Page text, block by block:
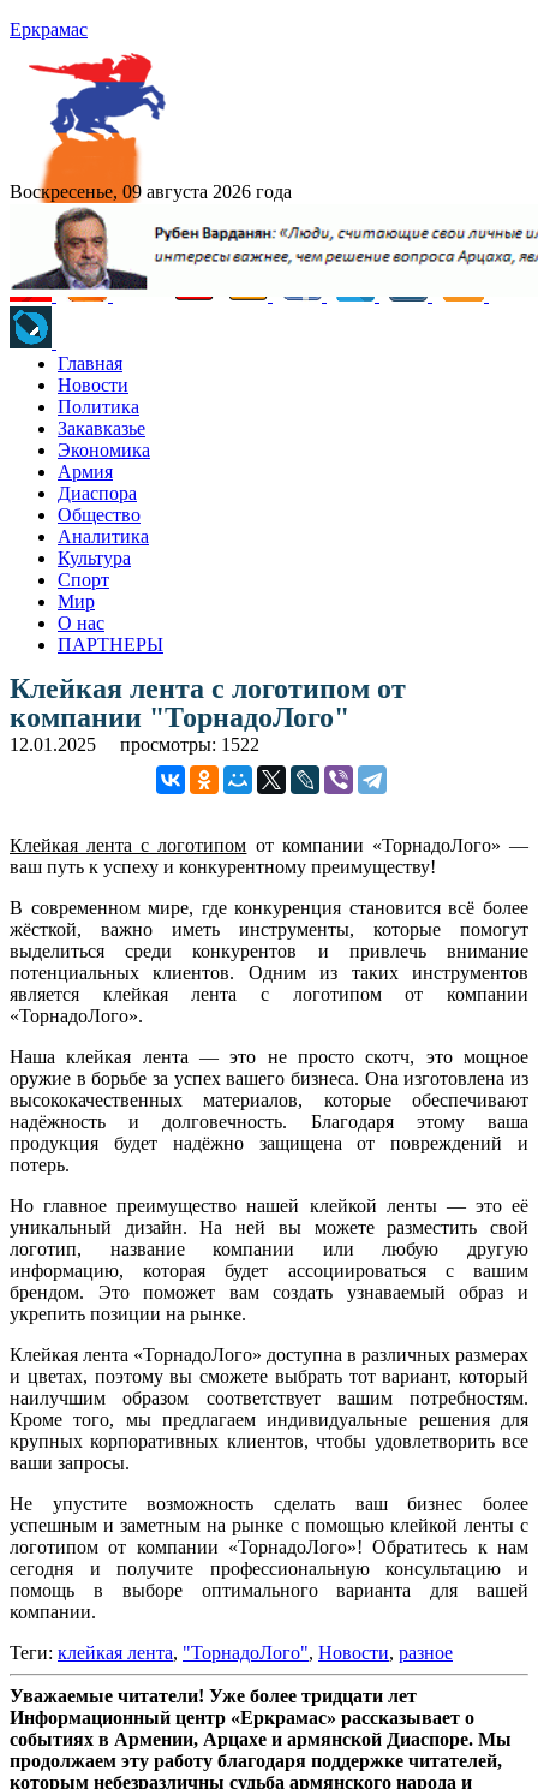
Еркрамас
Воскресенье, 09 августа 2026 года
Главная
Новости
Политика
Закавказье
Экономика
Армия
Диаспора
Общество
Аналитика
Культура
Спорт
Мир
О нас
ПАРТНЕРЫ
Клейкая лента с логотипом от
компании "ТорнадоЛого"
12.01.2025 просмотры: 1522
Клейкая лента с логотипом от компании «ТорнадоЛого» —
ваш путь к успеху и конкурентному преимуществу!
В современном мире, где конкуренция становится всё более
жёсткой, важно иметь инструменты, которые помогут
выделиться среди конкурентов и привлечь внимание
потенциальных клиентов. Одним из таких инструментов
является клейкая лента с логотипом от компании
«ТорнадоЛого».
Наша клейкая лента — это не просто скотч, это мощное
оружие в борьбе за успех вашего бизнеса. Она изготовлена из
высококачественных материалов, которые обеспечивают
надёжность и долговечность. Благодаря этому ваша
продукция будет надёжно защищена от повреждений и
потерь.
Но главное преимущество нашей клейкой ленты — это её
уникальный дизайн. На ней вы можете разместить свой
логотип, название компании или любую другую
информацию, которая будет ассоциироваться с вашим
брендом. Это поможет вам создать узнаваемый образ и
укрепить позиции на рынке.
Клейкая лента «ТорнадоЛого» доступна в различных размерах
и цветах, поэтому вы сможете выбрать тот вариант, который
наилучшим образом соответствует вашим потребностям.
Кроме того, мы предлагаем индивидуальные решения для
крупных корпоративных клиентов, чтобы удовлетворить все
ваши запросы.
Не упустите возможность сделать ваш бизнес более
успешным и заметным на рынке с помощью клейкой ленты с
логотипом от компании «ТорнадоЛого»! Обратитесь к нам
сегодня и получите профессиональную консультацию и
помощь в выборе оптимального варианта для вашей
компании.
Теги: клейкая лента, "ТорнадоЛого", Новости, разное
Уважаемые читатели! Уже более тридцати лет
Информационный центр «Еркрамас» рассказывает о
событиях в Армении, Арцахе и армянской Диаспоре. Мы
продолжаем эту работу благодаря поддержке читателей,
которым небезразличны судьба армянского народа и